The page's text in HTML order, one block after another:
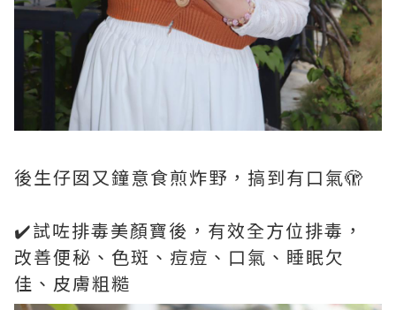
後生仔囡又鐘意食煎炸野，搞到有口氣🫣
✔️試咗排毒美顏寶後，有效全方位排毒，
改善便秘、色斑、痘痘、口氣、睡眠欠
佳、皮膚粗糙